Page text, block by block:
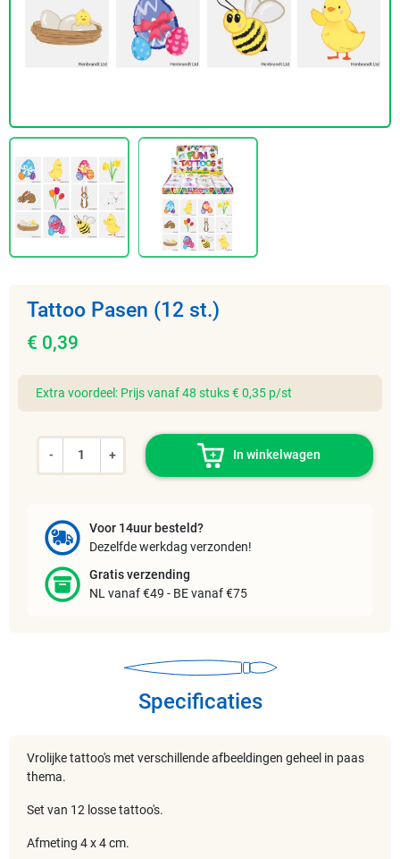
Tattoo Pasen (12 st.)
€ 0,39
Extra voordeel: Prijs vanaf 48 stuks € 0,35 p/st
- + In winkelwagen
Voor 14uur besteld?
Dezelfde werkdag verzonden!
Gratis verzending
NL vanaf €49 - BE vanaf €75
Specificaties
Vrolijke tattoo's met verschillende afbeeldingen geheel in paas
thema.
Set van 12 losse tattoo's.
Afmeting 4 x 4 cm.